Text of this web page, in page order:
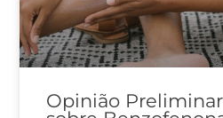
Opinião Preliminar